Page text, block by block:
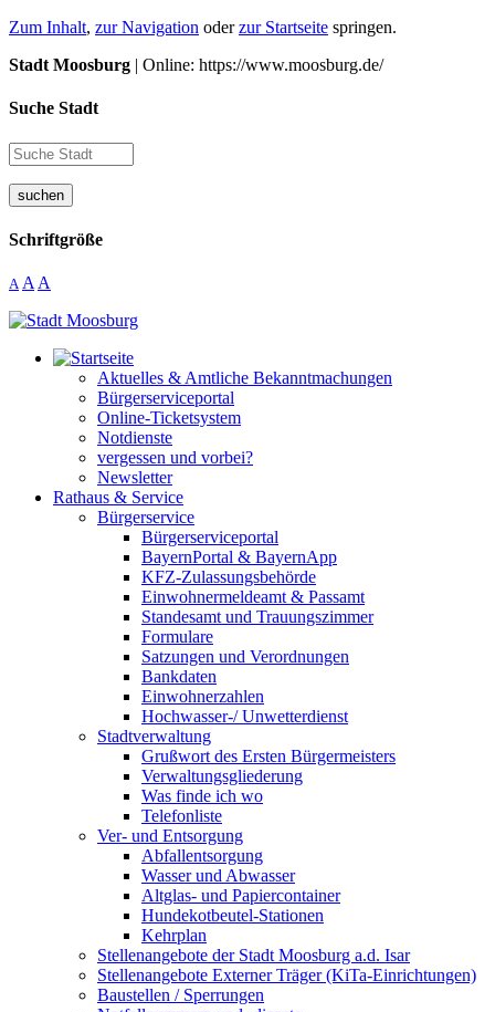
Zum Inhalt, zur Navigation oderzur Startseite springen.
Stadt Moosburg | Online: https://www.moosburg.de/
Suche Stadt
suchen
Schriftgröße
A A A
Aktuelles & Amtliche Bekanntmachungen
Bürgerserviceportal
Online-Ticketsystem
Notdienste
vergessen und vorbei?
Newsletter
Rathaus & Service
Bürgerservice
Bürgerserviceportal
BayernPortal & BayernApp
KFZ-Zulassungsbehörde
Einwohnermeldeamt & Passamt
Standesamt und Trauungszimmer
Formulare
Satzungen und Verordnungen
Bankdaten
Einwohnerzahlen
Hochwasser-/ Unwetterdienst
Stadtverwaltung
Grußwort des Ersten Bürgermeisters
Verwaltungsgliederung
Was finde ich wo
Telefonliste
Ver- und Entsorgung
Abfallentsorgung
Wasser und Abwasser
Altglas- und Papiercontainer
Hundekotbeutel-Stationen
Kehrplan
Stellenangebote der Stadt Moosburg a.d. Isar
Stellenangebote Externer Träger (KiTa-Einrichtungen)
Baustellen / Sperrungen